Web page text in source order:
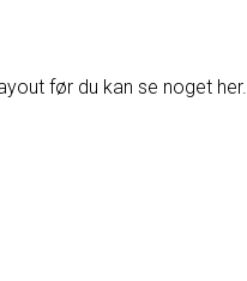
før du kan se noget her.